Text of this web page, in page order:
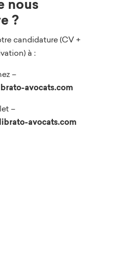
nous
?
candidature (CV +
à :
–
avocats.com
–
avocats.com